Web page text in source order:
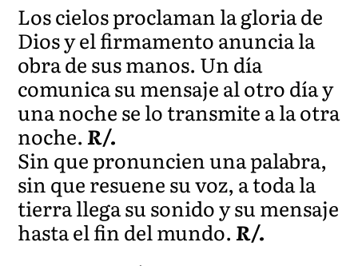
Los cielos proclaman la gloria de
Dios y el firmamento anuncia la
obra de sus manos. Un día
comunica su mensaje al otro día y
una noche se lo transmite a la otra
noche.R/.
Sin que pronuncien una palabra,
sin que resuene su voz, a toda la
tierra llega su sonido y su mensaje
hasta el fin del mundo.R/.